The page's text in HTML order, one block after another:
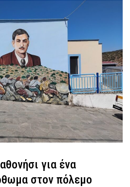
για ένα
στον πόλεμο